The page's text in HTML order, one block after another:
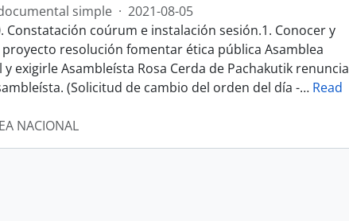
simple · 2021-08-05
Constatación coúrum e instalación sesión.1. Conocer y
resolución fomentar ética pública Asamblea
y exigirle Asambleísta Rosa Cerda de Pachakutik renuncia
(Solicitud de cambio del orden del día -… Read
NACIONAL